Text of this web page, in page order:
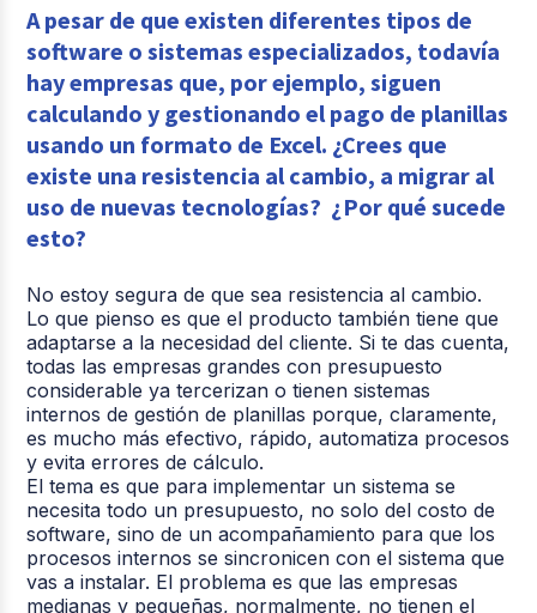
A pesar de que existen diferentes tipos de
software o sistemas especializados, todavía
hay empresas que, por ejemplo, siguen
calculando y gestionando el pago de planillas
usando un formato de Excel. ¿Crees que
existe una resistencia al cambio, a migrar al
uso de nuevas tecnologías? ¿Por qué sucede
esto?
No estoy segura de que sea resistencia al cambio.
Lo que pienso es que el producto también tiene que
adaptarse a la necesidad del cliente. Si te das cuenta,
todas las empresas grandes con presupuesto
considerable ya tercerizan o tienen sistemas
internos de gestión de planillas porque, claramente,
es mucho más efectivo, rápido, automatiza procesos
y evita errores de cálculo.
El tema es que para implementar un sistema se
necesita todo un presupuesto, no solo del costo de
software, sino de un acompañamiento para que los
procesos internos se sincronicen con el sistema que
vas a instalar. El problema es que las empresas
medianas y pequeñas, normalmente, no tienen el